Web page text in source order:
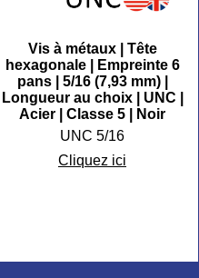
Vis à métaux | Tête
hexagonale | Empreinte 6
pans | 5/16 (7,93 mm) |
Longueur au choix | UNC |
Acier | Classe 5 | Noir
UNC 5/16
Cliquez ici